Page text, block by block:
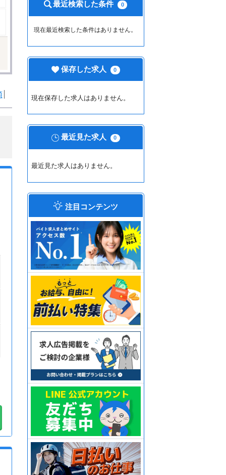
最近検索した条件 0
現在最近検索した条件はありません。
保存した求人 0
現在保存した求人はありません。
最近見た求人 0
最近見た求人はありません。
注目コンテンツ